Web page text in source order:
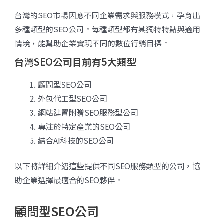
台灣的SEO市場因應不同企業需求與服務模式，孕育出
多種類型的SEO公司。每種類型都有其獨特特點與適用
情境，能幫助企業實現不同的數位行銷目標。
台灣SEO公司目前有5大類型
顧問型SEO公司
外包代工型SEO公司
網站建置附贈SEO服務型公司
專注於特定產業的SEO公司
結合AI科技的SEO公司
以下將詳細介紹這些提供不同SEO服務類型的公司，協
助企業選擇最適合的SEO夥伴。
顧問型SEO公司